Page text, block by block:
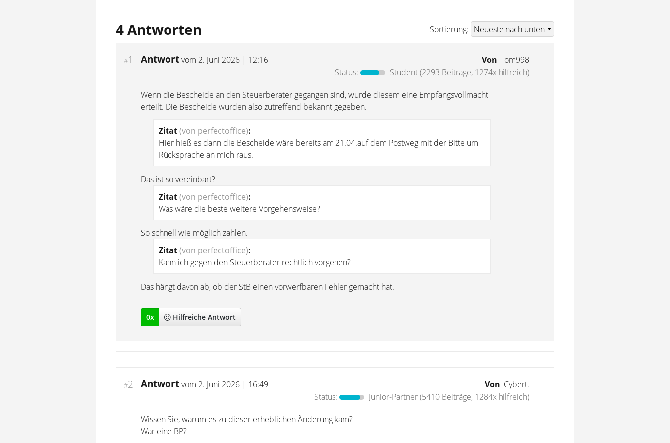
4 Antworten Sortierung:
#1 Antwortvom 2. Juni 2026 | 12:16 Von Tom998
Status:
Student(2293 Beiträge, 1274x hilfreich)
Wenn die Bescheide an den Steuerberater gegangen sind, wurde diesem eine Empfangsvollmacht
erteilt. Die Bescheide wurden also zutreffend bekannt gegeben.
Zitat(von perfectoffice):
Hier hieß es dann die Bescheide wäre bereits am 21.04.auf dem Postweg mit der Bitte um
Rücksprache an mich raus.
Das ist so vereinbart?
Zitat(von perfectoffice):
Was wäre die beste weitere Vorgehensweise?
So schnell wie möglich zahlen.
Zitat(von perfectoffice):
Kann ich gegen den Steuerberater rechtlich vorgehen?
Das hängt davon ab, ob der StB einen vorwerfbaren Fehler gemacht hat.
0x Hilfreiche Antwort
#2 Antwortvom 2. Juni 2026 | 16:49 Von Cybert.
Status:
Junior-Partner(5410 Beiträge, 1284x hilfreich)
Wissen Sie, warum es zu dieser erheblichen Änderung kam?
War eine BP?